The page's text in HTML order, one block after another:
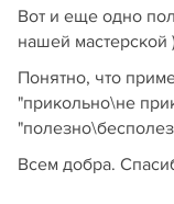
Вот и еще одно
нашей мастерской
Понятно, что
"прикольно\не
Всем добра.